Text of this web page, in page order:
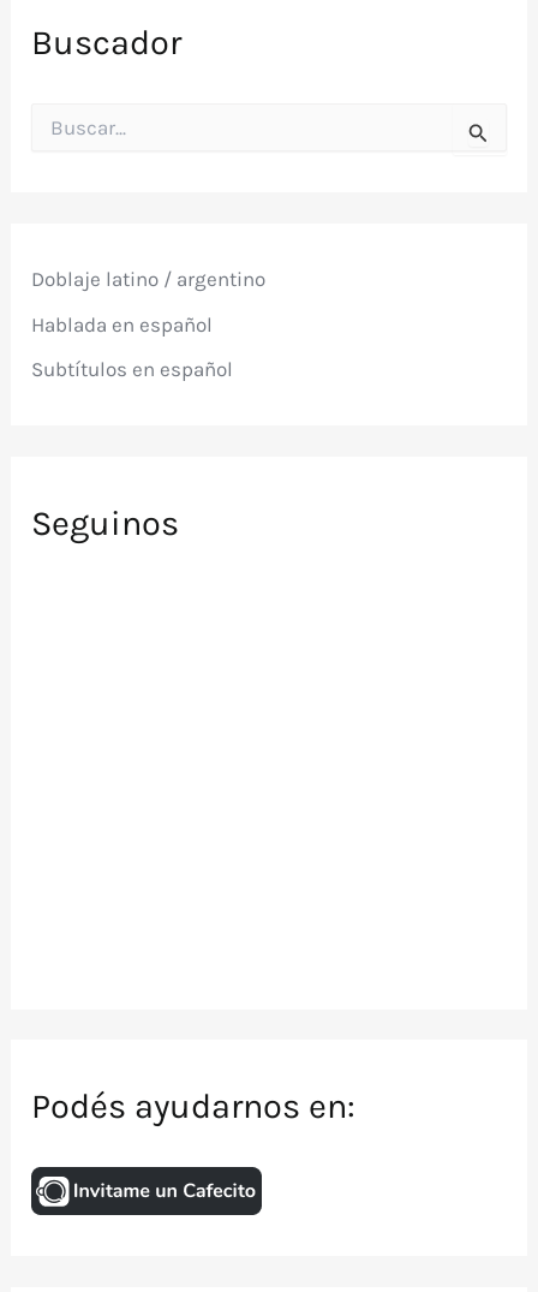
Buscador
o
:
Doblaje latino / argentino
Hablada en español
Subtítulos en español
Seguinos
Podés ayudarnos en: